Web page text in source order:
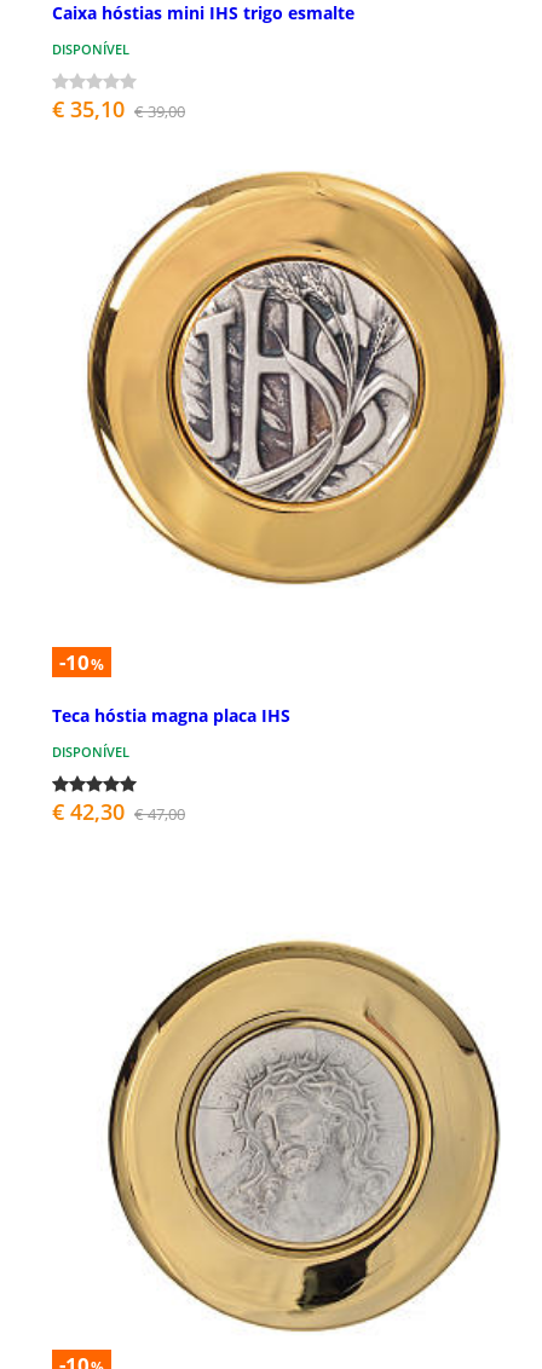
Caixa hóstias mini IHS trigo esmalte
DISPONÍVEL
€ 35,10 € 39,00
-10%
Teca hóstia magna placa IHS
DISPONÍVEL
€ 42,30 € 47,00